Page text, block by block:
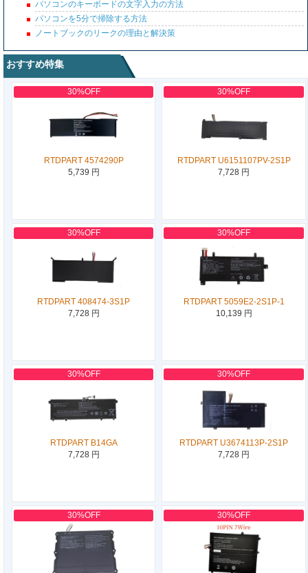
パソコンのキーボードの文字入力の方法
パソコンを5分で掃除する方法
ノートブックのリークの理由と解決策
おすすめ特集
30%OFF
RTDPART 4574290P
5,739 円
30%OFF
RTDPART U6151107PV-2S1P
7,728 円
30%OFF
RTDPART 408474-3S1P
7,728 円
30%OFF
RTDPART 5059E2-2S1P-1
10,139 円
30%OFF
RTDPART B14GA
7,728 円
30%OFF
RTDPART U3674113P-2S1P
7,728 円
30%OFF 30%OFF